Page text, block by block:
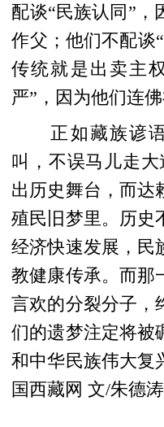
配谈“民族认同”，
作父；他们不配谈
传统就是出卖主
严”，因为他们连
正如藏族谚语
叫，不误马儿走
出历史舞台，而达
殖民旧梦里。历史
经济快速发展，民
教健康传承。而那
言欢的分裂分子，
们的遗梦注定将被
和中华民族伟大复
国西藏网 文/朱德涛